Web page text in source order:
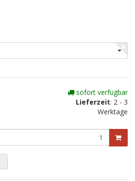
sofort verfügbar
Lieferzeit: 2 - 3
Werktage